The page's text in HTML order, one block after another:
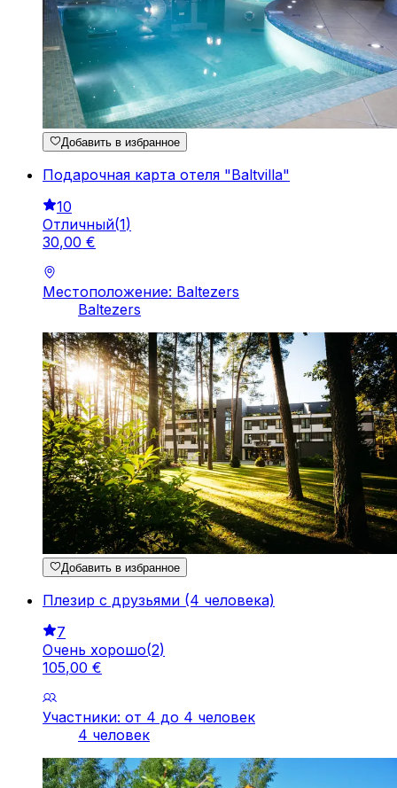
Добавить в избранное
Подарочная карта отеля "Baltvilla"
10
Отличный(1)
30,00 €
Местоположение: Baltezers
Baltezers
Добавить в избранное
Плезир с друзьями (4 человека)
7
Очень хорошо(2)
105,00 €
Участники: от 4 до 4 человек
4 человек